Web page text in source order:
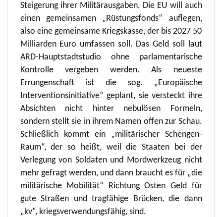
Steigerung ihrer Militärausgaben. Die EU will auch
einen gemeinsamen „Rüstungsfonds“ auflegen,
also eine gemeinsame Kriegskasse, der bis 2027 50
Milliarden Euro umfassen soll. Das Geld soll laut
ARD-Hauptstadtstudio ohne parlamentarische
Kontrolle vergeben werden. Als neueste
Errungenschaft ist die sog. „Europäische
Interventionsinitiative“ geplant, sie versteckt ihre
Absichten nicht hinter nebulösen Formeln,
sondern stellt sie in ihrem Namen offen zur Schau.
Schließlich kommt ein „militärischer Schengen-
Raum“, der so heißt, weil die Staaten bei der
Verlegung von Soldaten und Mordwerkzeug nicht
mehr gefragt werden, und dann braucht es für „die
militärische Mobilität“ Richtung Osten Geld für
gute Straßen und tragfähige Brücken, die dann
„kv“, kriegsverwendungsfähig, sind.